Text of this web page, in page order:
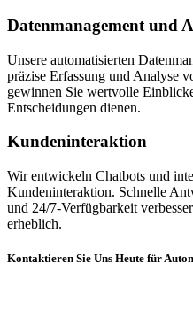
Datenmanagement und
Unsere automatisierten
präzise Erfassung und Analyse
gewinnen Sie wertvolle
Entscheidungen dienen.
Kundeninteraktion
Wir entwickeln Chatbots und
Kundeninteraktion. Schnelle
und 24/7-Verfügbarkeit
erheblich.
Kontaktieren Sie Uns Heute für